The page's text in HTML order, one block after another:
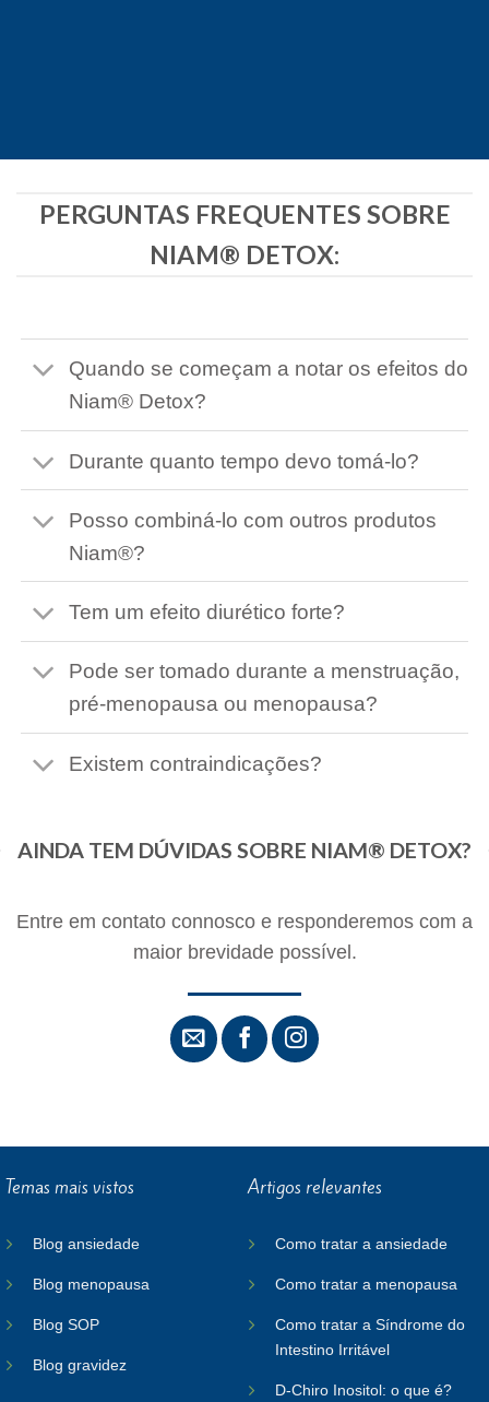
PERGUNTAS FREQUENTES SOBRE
NIAM® DETOX:
Quando se começam a notar os efeitos do
Niam® Detox?
Durante quanto tempo devo tomá-lo?
Posso combiná-lo com outros produtos
Niam®?
Tem um efeito diurético forte?
Pode ser tomado durante a menstruação,
pré-menopausa ou menopausa?
Existem contraindicações?
AINDA TEM DÚVIDAS SOBRE NIAM® DETOX?
Entre em contato connosco e responderemos com a
maior brevidade possível.
Temas mais vistos
Blog ansiedade
Blog menopausa
Blog SOP
Blog gravidez
Artigos relevantes
Como tratar a ansiedade
Como tratar a menopausa
Como tratar a Síndrome do
Intestino Irritável
D-Chiro Inositol: o que é?